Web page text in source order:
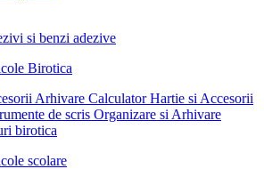
si benzi adezive
Birotica
Arhivare Calculator Hartie si Accesorii
de scris Organizare si Arhivare
birotica
scolare